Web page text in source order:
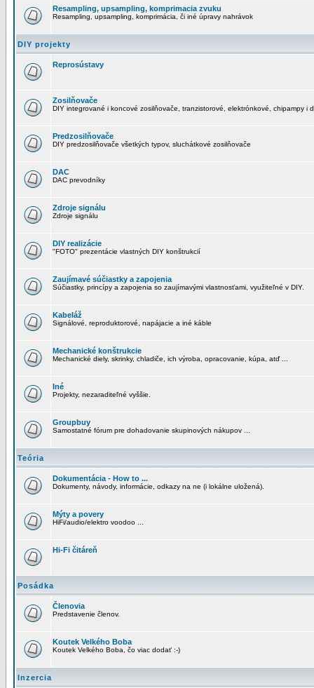
Resampling, upsampling, komprimacia zvuku
Resampling, upsampling, komprimácia, či iné úpravy nahrávok
DIY projekty
Reprosústavy
Zosilňovače
DIY integrované i koncové zosilňovače, tranzistorové, elektrónkové, chipampy i
Predzosilňovače
DIY predzosilňovače všetkých typov, sluchátkové zosilňovače
DAC
DAC prevodníky
Zdroje signálu
Zdroje signálu
DIY realizácie
"FOTO" prezentácie vlastných DIY konštrukcií
Zaujímavé súčiastky a zapojenia
Súčiastky, princípy a zapojenia so zaujímavými vlastnosťami, využiteľné v DIY.
Kabeláž
Signálové, reproduktorové, napájacie a iné káble
Mechanické konštrukcie
Mechanické diely, skrinky, chladiče, ich výroba, opracovanie, kúpa, atď ...
Iné
Projekty, nezaraditeľné vyššie.
Groupbuy
Samostatné fórum pre dohadovanie skupinových nákupov ...
Teória
Dokumentácia - How to ...
Dokumenty, návody, informácie, odkazy na ne (i lokálne uložená).
Mýty a povery
HiFi/audio/elektro voodoo ...
Hi-Fi čitáreň
Posádka
Členovia
Predstavenie členov.
Koutek Velkého Boba
Koutek Velkého Boba, čo viac dodať :-)
Inzercia